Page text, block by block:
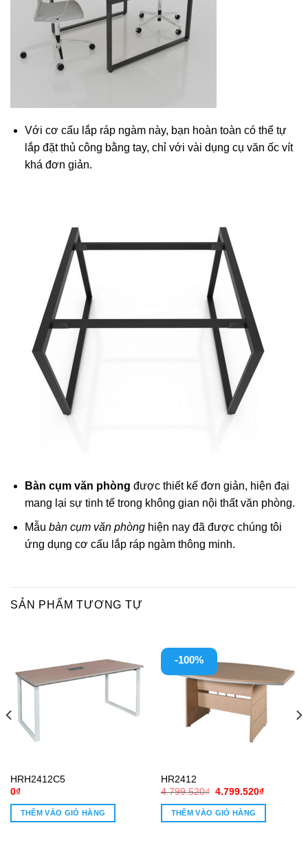
Với cơ cấu lắp ráp ngàm này, bạn hoàn toàn có thể tự
lắp đặt thủ công bằng tay, chỉ với vài dụng cụ văn ốc vít
khá đơn giản.
Bàn cụm văn phòng được thiết kế đơn giản, hiện đại
mang lại sự tinh tế trong không gian nội thất văn phòng.
Mẫu bàn cụm văn phònghiện nay đã được chúng tôi
ứng dụng cơ cấu lắp ráp ngàm thông minh.
SẢN PHẨM TƯƠNG TỰ
HRH2412C5
0₫
THÊM VÀO GIỎ HÀNG
-100%
HR2412
4.799.520₫ Giá
là:
4.799.520₫.
4.799.520₫Giá
THÊM VÀO GIỎ HÀNG